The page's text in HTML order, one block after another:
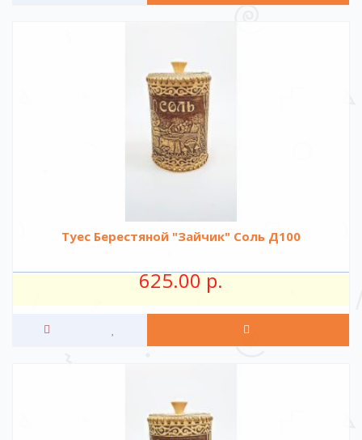
Туес Берестяной "Зайчик" Соль Д100
625.00 р.